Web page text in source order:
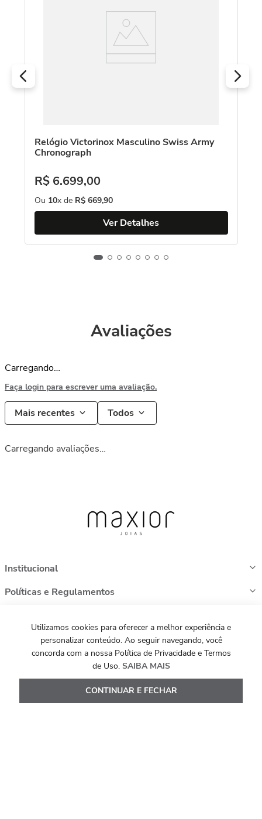
Relógio Victorinox Masculino Swiss Army
Chronograph
R$ 6.699,00
Ou 10x de R$ 669,90
Ver Detalhes
Avaliações
Carregando…
Faça login para escrever uma avaliação.
Mais recentes Todos
Carregando avaliações…
Institucional
Políticas e Regulamentos
Atendimento
De segunda a sábado, das 10 h às 22h e domingos e
feriados, das 14h às 20h
(11) 97644-7986
E-mail:atendimento@maxior.com.br
Utilizamos cookies para oferecer a melhor experiência e
personalizar conteúdo. Ao seguir navegando, você
concorda com a nossa Política de Privacidade e Termos
de Uso. SAIBA MAIS
CONTINUAR E FECHAR